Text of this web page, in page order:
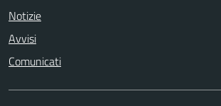
Notizie
Avvisi
Comunicati